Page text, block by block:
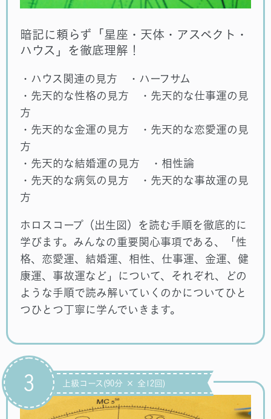
暗記に頼らず「星座・天体・アスペクト・
ハウス」を徹底理解！
・ハウス関連の見方 ・ハーフサム
・先天的な性格の見方 ・先天的な仕事運の見
方
・先天的な金運の見方 ・先天的な恋愛運の見
方
・先天的な結婚運の見方 ・相性論
・先天的な病気の見方 ・先天的な事故運の見
方
ホロスコープ（出生図）を読む手順を徹底的に
学びます。みんなの重要関心事項である、「性
格、恋愛運、結婚運、相性、仕事運、金運、健
康運、事故運など」について、それぞれ、どの
ような手順で読み解いていくのかについてひと
つひとつ丁寧に学んでいきます。
上級コース(90分 × 全12回)
3